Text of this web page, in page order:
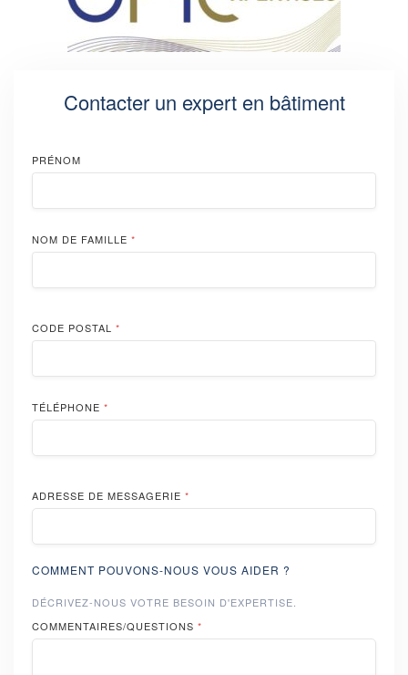
Contacter un expert en bâtiment
PRÉNOM
NOM DE FAMILLE *
CODE POSTAL *
TÉLÉPHONE *
ADRESSE DE MESSAGERIE *
COMMENT POUVONS-NOUS VOUS AIDER ?
DÉCRIVEZ-NOUS VOTRE BESOIN D'EXPERTISE.
COMMENTAIRES/QUESTIONS *